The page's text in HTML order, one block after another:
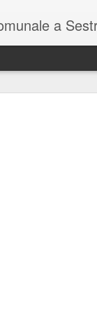
a Sestri